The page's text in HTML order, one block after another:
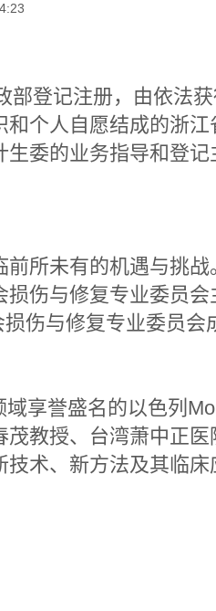
登记注册，由依法获
个人自愿结成的浙
委的业务指导和登
所未有的机遇与挑
伤与修复专业委员
伤与修复专业委员会
享誉盛名的以色列
教授、台湾萧中正
术、新方法及其临